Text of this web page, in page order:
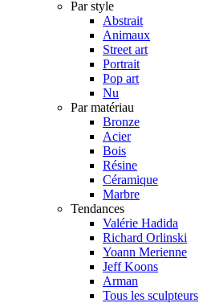
Par style
Abstrait
Animaux
Street art
Portrait
Pop art
Nu
Par matériau
Bronze
Acier
Bois
Résine
Céramique
Marbre
Tendances
Valérie Hadida
Richard Orlinski
Yoann Merienne
Jeff Koons
Arman
Tous les sculpteurs